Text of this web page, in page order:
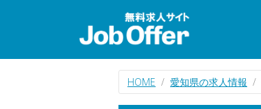
HOME 愛知県の求人情報